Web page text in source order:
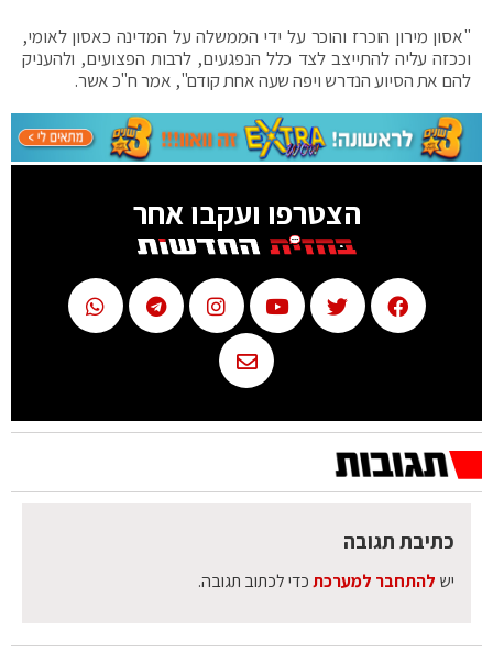
"אסון מירון הוכרז והוכר על ידי הממשלה על המדינה כאסון לאומי,
וככזה עליה להתייצב לצד כלל הנפגעים, לרבות הפצועים, ולהעניק
להם את הסיוע הנדרש ויפה שעה אחת קודם", אמר ח"כ אשר.
הצטרפו ועקבו אחר
כתיבת תגובה
יש להתחבר למערכתכדי לכתוב תגובה.